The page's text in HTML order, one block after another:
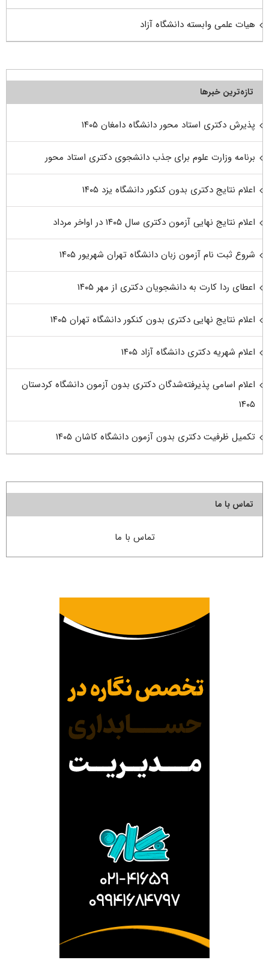
هیات علمی وابسته دانشگاه آزاد
تازه‌ترین خبرها
پذیرش دکتری استاد محور دانشگاه دامغان ۱۴۰۵
برنامه وزارت علوم برای جذب دانشجوی دکتری استاد محور
اعلام نتایج دکتری بدون کنکور دانشگاه یزد ۱۴۰۵
اعلام نتایج نهایی آزمون دکتری سال ۱۴۰۵ در اواخر مرداد
شروع ثبت نام آزمون زبان دانشگاه تهران شهریور ۱۴۰۵
اعطای ردا کارت به دانشجویان دکتری از مهر ۱۴۰۵
اعلام نتایج نهایی دکتری بدون کنکور دانشگاه تهران ۱۴۰۵
اعلام شهریه دکتری دانشگاه آزاد ۱۴۰۵
اعلام اسامی پذیرفته‌شدگان دکتری بدون آزمون دانشگاه کردستان
۱۴۰۵
تکمیل ظرفیت دکتری بدون آزمون دانشگاه کاشان ۱۴۰۵
تماس با ما
تماس با ما